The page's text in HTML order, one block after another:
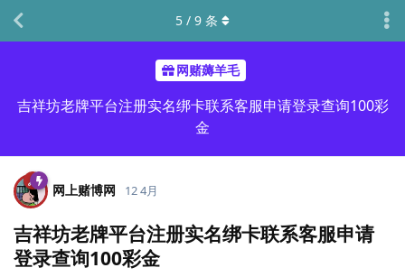
网赌薅羊毛
吉祥坊老牌平台注册实名绑卡联系客服申请登录查询100彩
金
5 / 9 条
网上赌博网 12 4月
吉祥坊老牌平台注册实名绑卡联系客服申请
登录查询100彩金